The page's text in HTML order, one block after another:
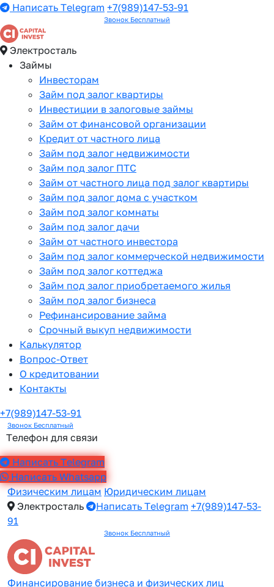
Написать Telegram +7(989)147-53-91
Звонок Бесплатный
Электросталь
Займы
Инвесторам
Займ под залог квартиры
Инвестиции в залоговые займы
Займ от финансовой организации
Кредит от частного лица
Займ под залог недвижимости
Займ под залог ПТС
Займ от частного лица под залог квартиры
Займ под залог дома с участком
Займ под залог комнаты
Займ под залог дачи
Займ от частного инвестора
Займ под залог коммерческой недвижимости
Займ под залог коттеджа
Займ под залог приобретаемого жилья
Займ под залог бизнеса
Рефинансирование займа
Срочный выкуп недвижимости
Калькулятор
Вопрос-Ответ
О кредитовании
Контакты
+7(989)147-53-91
Звонок Бесплатный
Телефон для связи
Написать Telegram
Написать Whatsapp
Физическим лицам Юридическим лицам
Электросталь
Написать Telegram +7(989)147-53-
91
Звонок Бесплатный
Финансирование бизнеса и физических лиц